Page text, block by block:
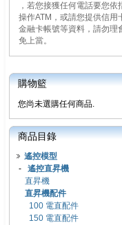
，若您接獲任何電話要您依
操作ATM，或請您提供信用
金融卡帳號等資料，請勿理
免上當。
購物籃
您尚未選購任何商品.
商品目錄
遙控模型
- 遙控直昇機
直昇機
直昇機配件
100 電直配件
150 電直配件